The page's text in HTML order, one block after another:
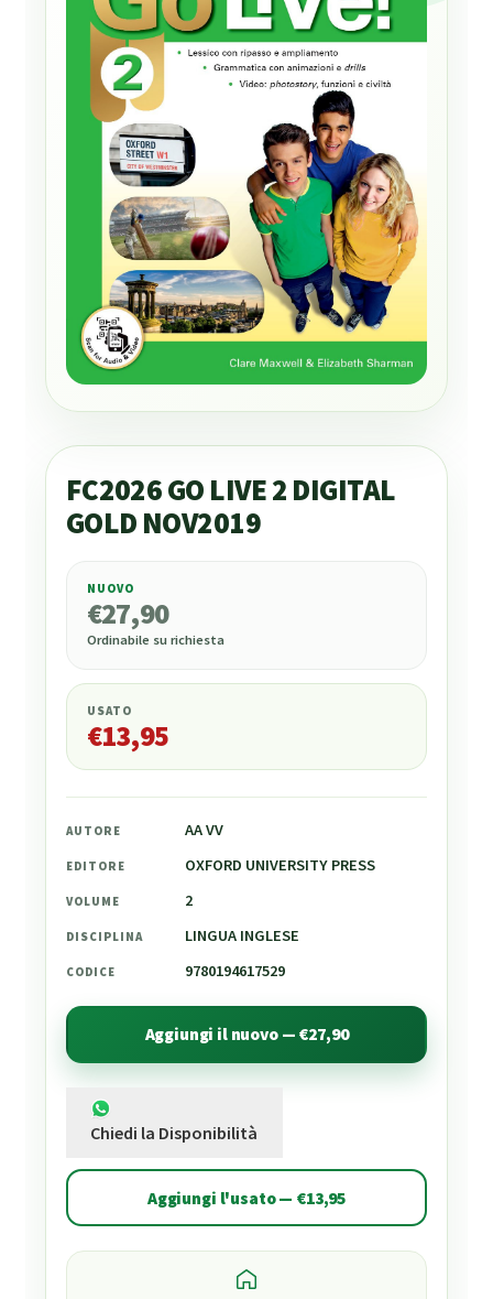
FC2026 GO LIVE 2 DIGITAL
GOLD NOV2019
27,90
NUOVO
€27,90
Ordinabile su richiesta
USATO
€13,95
AUTORE AA VV
EDITORE OXFORD UNIVERSITY PRESS
VOLUME 2
DISCIPLINA LINGUA INGLESE
CODICE 9780194617529
Aggiungi il nuovo — €27,90
Chiedi la Disponibilità
Aggiungi l'usato — €13,95